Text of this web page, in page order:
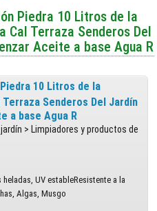
Piedra 10 Litros de la
Cal Terraza Senderos Del
Aceite a base Agua R
10 Litros de la
Senderos Del Jardín
a base Agua R
> Limpiadores y productos de
UV estableResistente a la
Algas, Musgo